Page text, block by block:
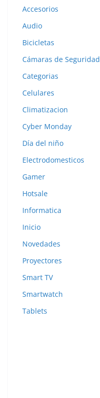
Accesorios
Audio
Bicicletas
Cámaras de Seguridad
Categorias
Celulares
Climatizacion
Cyber Monday
Día del niño
Electrodomesticos
Gamer
Hotsale
Informatica
Inicio
Novedades
Proyectores
Smart TV
Smartwatch
Tablets